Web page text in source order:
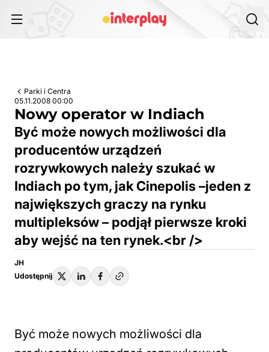
Parki i Centra
05.11.2008 00:00
Nowy operator w Indiach
Być może nowych możliwości dla
producentów urządzeń
rozrywkowych należy szukać w
Indiach po tym, jak Cinepolis –jeden z
największych graczy na rynku
multipleksów – podjął pierwsze kroki
aby wejść na ten rynek.<br />
JH
Udostępnij
Być może nowych możliwości dla